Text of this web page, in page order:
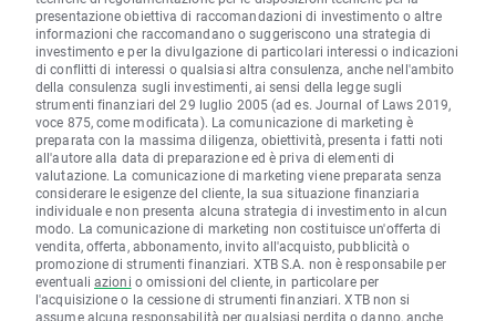
presentazione obiettiva di raccomandazioni di investimento o altre
informazioni che raccomandano o suggeriscono una strategia di
investimento e per la divulgazione di particolari interessi o indicazioni
di conflitti di interessi o qualsiasi altra consulenza, anche nell'ambito
della consulenza sugli investimenti, ai sensi della legge sugli
strumenti finanziari del 29 luglio 2005 (ad es. Journal of Laws 2019,
voce 875, come modificata). La comunicazione di marketing è
preparata con la massima diligenza, obiettività, presenta i fatti noti
all'autore alla data di preparazione ed è priva di elementi di
valutazione. La comunicazione di marketing viene preparata senza
considerare le esigenze del cliente, la sua situazione finanziaria
individuale e non presenta alcuna strategia di investimento in alcun
modo. La comunicazione di marketing non costituisce un'offerta di
vendita, offerta, abbonamento, invito all'acquisto, pubblicità o
promozione di strumenti finanziari. XTB S.A. non è responsabile per
eventuali azioni o omissioni del cliente, in particolare per
l'acquisizione o la cessione di strumenti finanziari. XTB non si
assume alcuna responsabilità per qualsiasi perdita o danno, anche